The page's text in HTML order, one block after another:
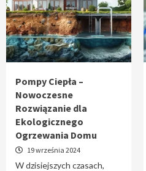
Pompy Ciepła –
Nowoczesne
Rozwiązanie dla
Ekologicznego
Ogrzewania Domu
19 września 2024
W dzisiejszych czasach,